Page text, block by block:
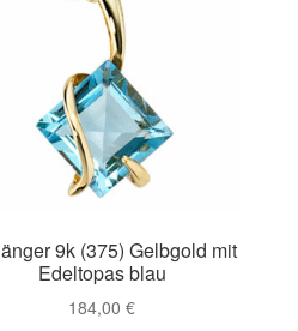
9k (375) Gelbgold mit
Edeltopas blau
184,00€